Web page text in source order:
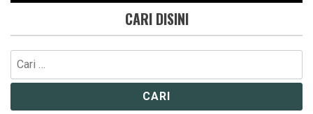
CARI DISINI
Cari
untuk: